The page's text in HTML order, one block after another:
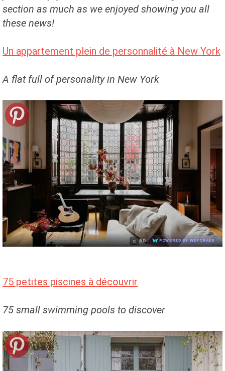
section as much as we enjoyed showing you all
these news!
Un appartement plein de personnalité à New York
A flat full of personality in New York
× AD POWERED BY WEFORADS
75 petites piscines à découvrir
75 small swimming pools to discover